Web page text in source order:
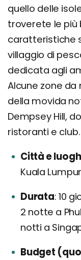
quello delle
troverete le più
caratteristiche
villaggio di
dedicata agli
Alcune zone
della movida
Dempsey Hill,
ristoranti e club.
Città e
Kuala
Durata 10
2 notte a
notti a
Budget